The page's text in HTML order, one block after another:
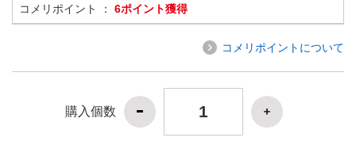
コメリポイント ： 6ポイント獲得
コメリポイントについて
購入個数